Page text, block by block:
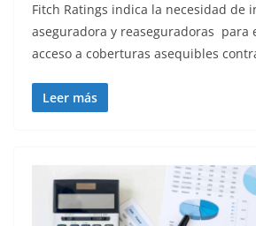
Fitch Ratings indica la necesidad de
aseguradora y reaseguradoras para
acceso a coberturas asequibles
Leer más